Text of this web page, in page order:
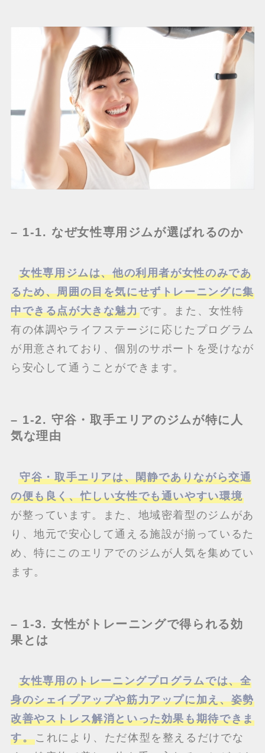
– 1-1. なぜ女性専用ジムが選ばれるのか
女性専用ジムは、他の利用者が女性のみであ
るため、周囲の目を気にせずトレーニングに集
中できる点が大きな魅力です。また、女性特
有の体調やライフステージに応じたプログラム
が用意されており、個別のサポートを受けなが
ら安心して通うことができます。
– 1-2. 守谷・取手エリアのジムが特に人
気な理由
守谷・取手エリアは、閑静でありながら交通
の便も良く、忙しい女性でも通いやすい環境
が整っています。また、地域密着型のジムがあ
り、地元で安心して通える施設が揃っているた
め、特にこのエリアでのジムが人気を集めてい
ます。
– 1-3. 女性がトレーニングで得られる効
果とは
女性専用のトレーニングプログラムでは、全
身のシェイプアップや筋力アップに加え、姿勢
改善やストレス解消といった効果も期待できま
す。これにより、ただ体型を整えるだけでな